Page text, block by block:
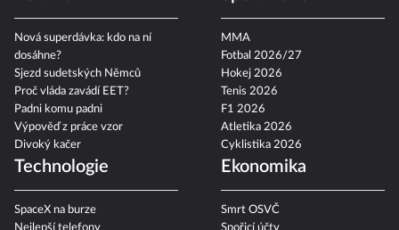
Nová superdávka: kdo na ní
dosáhne?
Sjezd sudetských Němců
Proč vláda zavádí EET?
Padni komu padni
Výpověď z práce vzor
Divoký kačer
MMA
Fotbal 2026/27
Hokej 2026
Tenis 2026
F1 2026
Atletika 2026
Cyklistika 2026
Technologie
SpaceX na burze
Ekonomika
Smrt OSVČ